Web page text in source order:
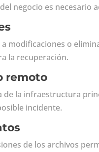
negocio es necesario
modificaciones o
la recuperación.
remoto
de la infraestructura
incidente.
de los archivos